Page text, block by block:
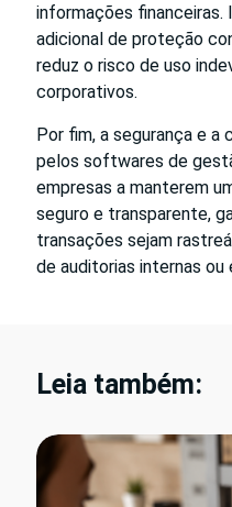
informações financeiras.
adicional de proteção
reduz o risco de uso
corporativos.
Por fim, a segurança e a
pelos softwares de
empresas a manterem
seguro e transparente,
transações sejam
de auditorias internas ou
Leia também: